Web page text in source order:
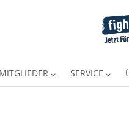
MITGLIEDER SERVICE